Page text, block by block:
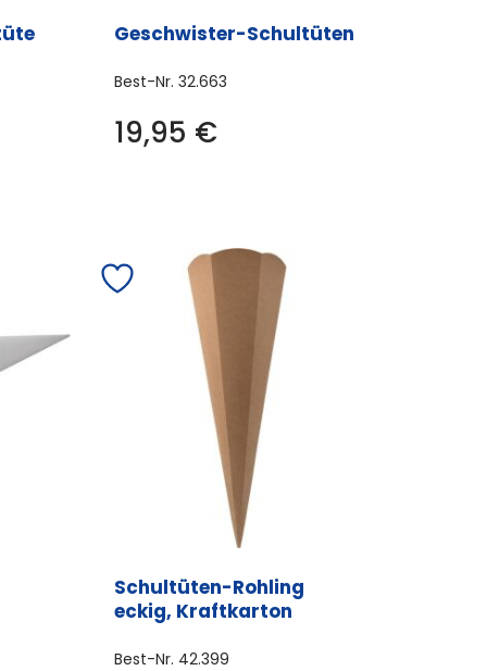
Geschwister-Schultüten
Best-Nr.32.663
19,95 €
Schultüten-Rohling
eckig, Kraftkarton
Best-Nr. 42.399